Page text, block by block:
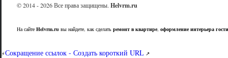
© 2014 - 2026 Все права защищены. Helvrm.ru
На сайте Helvrm.ru вы найдете, как сделать ремонт в квартире, оформление интерьера
⚡Сокращение ссылок - Создать короткий URL↗